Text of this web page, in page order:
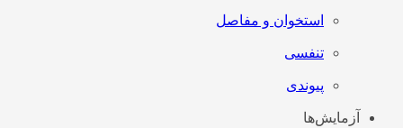
استخوان و مفاصل
تنفسی
پیوندی
آزمایش‌ها